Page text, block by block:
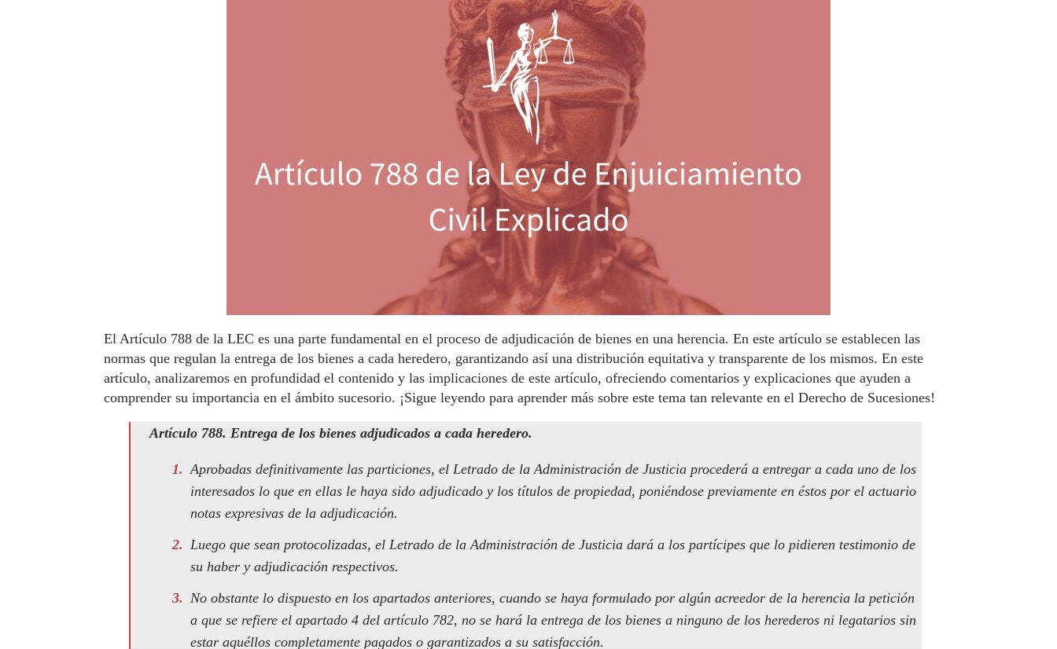
El Artículo 788 de la LEC es una parte fundamental en el proceso de adjudicación de bienes en una herencia. En este artículo se establecen las
normas que regulan la entrega de los bienes a cada heredero, garantizando así una distribución equitativa y transparente de los mismos. En este
artículo, analizaremos en profundidad el contenido y las implicaciones de este artículo, ofreciendo comentarios y explicaciones que ayuden a
comprender su importancia en el ámbito sucesorio. ¡Sigue leyendo para aprender más sobre este tema tan relevante en el Derecho de Sucesiones!
Artículo 788. Entrega de los bienes adjudicados a cada heredero.
Aprobadas definitivamente las particiones, el Letrado de la Administración de Justicia procederá a entregar a cada uno de los
interesados lo que en ellas le haya sido adjudicado y los títulos de propiedad, poniéndose previamente en éstos por el actuario
notas expresivas de la adjudicación.
Luego que sean protocolizadas, el Letrado de la Administración de Justicia dará a los partícipes que lo pidieren testimonio de
su haber y adjudicación respectivos.
No obstante lo dispuesto en los apartados anteriores, cuando se haya formulado por algún acreedor de la herencia la petición
a que se refiere el apartado 4 del artículo 782, no se hará la entrega de los bienes a ninguno de los herederos ni legatarios sin
estar aquéllos completamente pagados o garantizados a su satisfacción.